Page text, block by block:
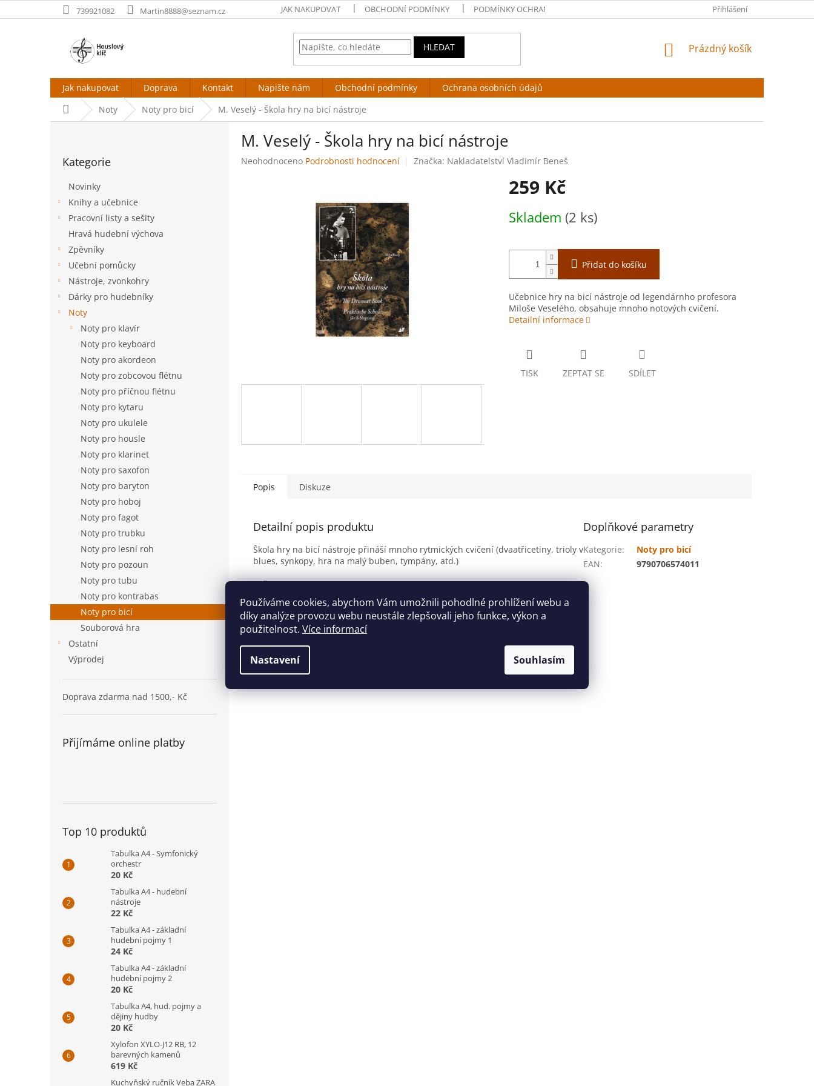
Používáme cookies, abychom Vám umožnili pohodlné prohlížení webu a
díky analýze provozu webu neustále zlepšovali jeho funkce, výkon a
použitelnost. Více informací
Nastavení Souhlasím
na
739921082 Martin8888@seznam.cz JAK NAKUPOVAT OBCHODNÍ PODMÍNKY PODMÍNKY OCHRANY OSOBNÍCH ÚDAJŮ Přihlášení
HLEDAT
NÁKUPNÍ
Prázdný košík
Jak nakupovat Doprava Kontakt Napište nám Obchodní podmínky
Ochrana osobních údajů
Domů Noty Noty pro bicí M. Veselý - Škola hry na bicí nástroje
kategorie
Kategorie
Novinky
Knihy a učebnice
Pracovní listy a sešity
Hravá hudební výchova
Zpěvníky
Učební pomůcky
Nástroje, zvonkohry
Dárky pro hudebníky
Noty
Noty pro klavír
Noty pro keyboard
Noty pro akordeon
Noty pro zobcovou flétnu
Noty pro příčnou flétnu
Noty pro kytaru
Noty pro ukulele
Noty pro housle
Noty pro klarinet
Noty pro saxofon
Noty pro baryton
Noty pro hoboj
Noty pro fagot
Noty pro trubku
Noty pro lesní roh
Noty pro pozoun
Noty pro tubu
Noty pro kontrabas
Noty pro bicí
Souborová hra
Ostatní
Výprodej
Doprava zdarma nad 1500,- Kč
Přijímáme online platby
Top 10 produktů
Tabulka A4 - Symfonický
orchestr
20 Kč
Tabulka A4 - hudební
nástroje
22 Kč
Tabulka A4 - základní
hudební pojmy 1
24 Kč
Tabulka A4 - základní
hudební pojmy 2
20 Kč
Tabulka A4, hud. pojmy a
dějiny hudby
20 Kč
Xylofon XYLO-J12 RB, 12
barevných kamenů
619 Kč
Kuchyňský ručník Veba ZARA
M. Veselý - Škola hry na bicí nástroje
Průměrné
Neohodnoceno Podrobnosti hodnocení Značka: Nakladatelství Vladimír Beneš
259 Kč
cena:
Skladem (2 ks)
Přidat do košíku
Učebnice hry na bicí nástroje od legendárnho profesora
Miloše Veselého, obsahuje mnoho notových cvičení.
Detailní informace
TISK ZEPTAT SE SDÍLET
Popis Diskuze
Detailní popis produktu
Škola hry na bicí nástroje přináší mnoho rytmických cvičení (dvaatřicetiny, trioly v
blues, synkopy, hra na malý buben, tympány, atd.)
Počet stran: 115
Doplňkové parametry
Kategorie:
Noty pro bicí
EAN: 9790706574011